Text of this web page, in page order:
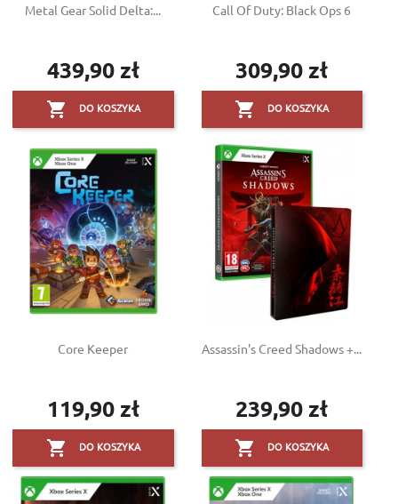
Metal Gear Solid Delta:...
Cena
439,90 zł
 DO KOSZYKA
Call Of Duty: Black Ops 6
Cena
309,90 zł
 DO KOSZYKA
Core Keeper
Cena
119,90 zł
 DO KOSZYKA
Assassin's Creed Shadows +...
Cena
239,90 zł
 DO KOSZYKA